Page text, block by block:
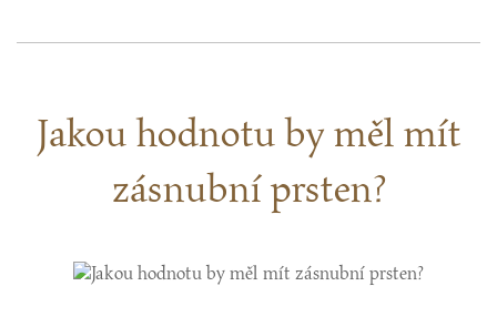
Jakou hodnotu by měl mít
zásnubní prsten?